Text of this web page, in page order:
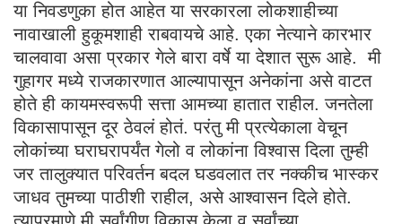
या निवडणुका होत आहेत या सरकारला लोकशाहीच्या
नावाखाली हुकूमशाही राबवायचे आहे. एका नेत्याने कारभार
चालवावा असा प्रकार गेले बारा वर्षे या देशात सुरू आहे. मी
गुहागर मध्ये राजकारणात आल्यापासून अनेकांना असे वाटत
होते ही कायमस्वरूपी सत्ता आमच्या हातात राहील. जनतेला
विकासापासून दूर ठेवलं होतं. परंतु मी प्रत्येकाला वेचून
लोकांच्या घराघरापर्यंत गेलो व लोकांना विश्वास दिला तुम्ही
जर तालुक्यात परिवर्तन बदल घडवलात तर नक्कीच भास्कर
जाधव तुमच्या पाठीशी राहील, असे आश्वासन दिले होते.